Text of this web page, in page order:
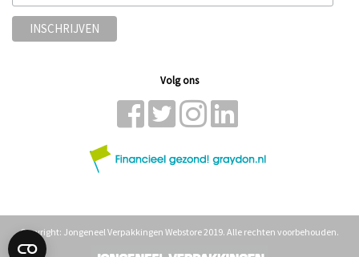
Volg ons
Copyright: Jongeneel Verpakkingen Webstore 2019. Alle rechten voorbehouden.